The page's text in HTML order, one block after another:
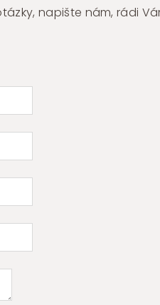
napište nám, rádi